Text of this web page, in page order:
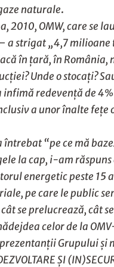
naturale.
2010, OMW, care se
a strigat „4,7 milioane
în ţară, în
Unde o stocaţi?
redevenţă de
a unor înalte
“pe ce mă
la cap, i-am
energetic peste 15
pe care le public
se prelucrează, cât
celor de la
Grupului
ŞI